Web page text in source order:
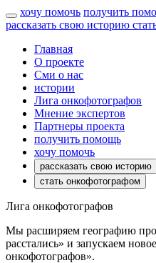
хочу помочь получить
рассказать свою историю
Главная
О проекте
Сми о нас
истории
Лига онкофотографов
Мнение экспертов
Партнеры проекта
получить помощь
хочу помочь
рассказать свою историю
стать онкофотографом
Лига онкофотографов
Мы расширяем географию
расстались» и запускаем
онкофотографов».